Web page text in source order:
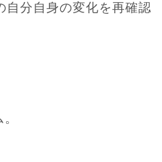
自分自身の変化を再確認